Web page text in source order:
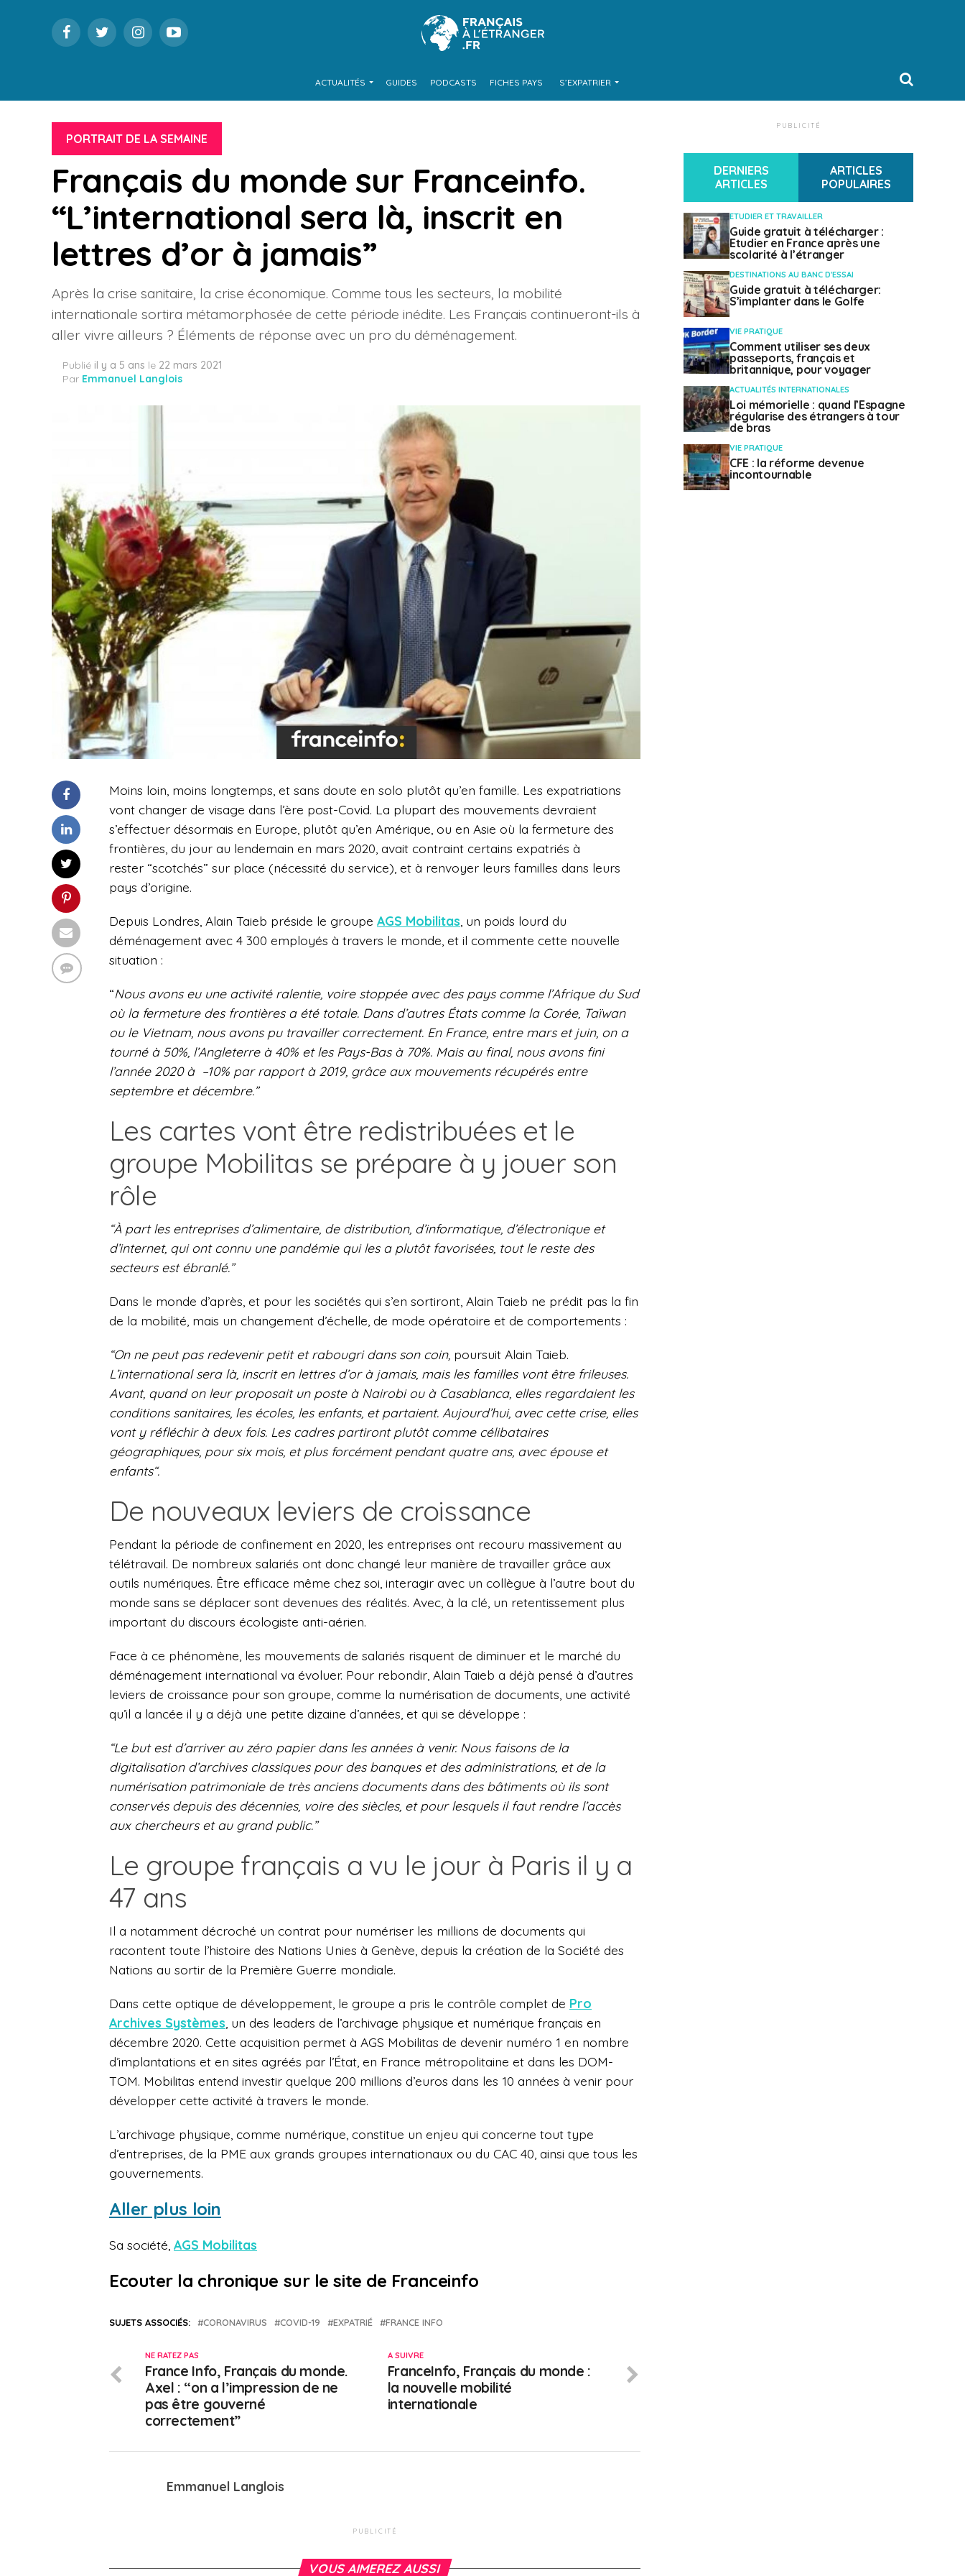
ACTUALITÉS GUIDES PODCASTS FICHES PAYS S’EXPATRIER
PORTRAIT DE LA SEMAINE
Français du monde sur Franceinfo.
“L’international sera là, inscrit en
lettres d’or à jamais”
Après la crise sanitaire, la crise économique. Comme tous les secteurs, la mobilité
internationale sortira métamorphosée de cette période inédite. Les Français continueront-ils à
aller vivre ailleurs ? Éléments de réponse avec un pro du déménagement.
Publié il y a 5 ans le 22 mars 2021
Par Emmanuel Langlois
Moins loin, moins longtemps, et sans doute en solo plutôt qu’en famille. Les expatriations
vont changer de visage dans l’ère post-Covid. La plupart des mouvements devraient
s’effectuer désormais en Europe, plutôt qu’en Amérique, ou en Asie où la fermeture des
frontières, du jour au lendemain en mars 2020, avait contraint certains expatriés à
rester “scotchés” sur place (nécessité du service), et à renvoyer leurs familles dans leurs
pays d’origine.
Depuis Londres, Alain Taieb préside le groupe AGS Mobilitas , un poids lourd du
déménagement avec 4 300 employés à travers le monde, et il commente cette nouvelle
situation :
“Nous avons eu une activité ralentie, voire stoppée avec des pays comme l’Afrique du Sud
où la fermeture des frontières a été totale. Dans d’autres États comme la Corée, Taïwan
ou le Vietnam, nous avons pu travailler correctement. En France, entre mars et juin, on a
tourné à 50%, l’Angleterre à 40% et les Pays-Bas à 70%. Mais au final, nous avons fini
l’année 2020 à –10% par rapport à 2019, grâce aux mouvements récupérés entre
septembre et décembre.”
Les cartes vont être redistribuées et le
groupe Mobilitas se prépare à y jouer son
rôle
“À part les entreprises d’alimentaire, de distribution, d’informatique, d’électronique et
d’internet, qui ont connu une pandémie qui les a plutôt favorisées, tout le reste des
secteurs est ébranlé.”
Dans le monde d’après, et pour les sociétés qui s’en sortiront, Alain Taieb ne prédit pas la fin
de la mobilité, mais un changement d’échelle, de mode opératoire et de comportements :
“On ne peut pas redevenir petit et rabougri dans son coin, poursuit Alain Taieb.
L’international sera là, inscrit en lettres d’or à jamais, mais les familles vont être frileuses.
Avant, quand on leur proposait un poste à Nairobi ou à Casablanca, elles regardaient les
conditions sanitaires, les écoles, les enfants, et partaient. Aujourd’hui, avec cette crise, elles
vont y réfléchir à deux fois. Les cadres partiront plutôt comme célibataires
géographiques, pour six mois, et plus forcément pendant quatre ans, avec épouse et
enfants“.
De nouveaux leviers de croissance
Pendant la période de confinement en 2020, les entreprises ont recouru massivement au
télétravail. De nombreux salariés ont donc changé leur manière de travailler grâce aux
outils numériques. Être efficace même chez soi, interagir avec un collègue à l’autre bout du
monde sans se déplacer sont devenues des réalités. Avec, à la clé, un retentissement plus
important du discours écologiste anti-aérien.
Face à ce phénomène, les mouvements de salariés risquent de diminuer et le marché du
déménagement international va évoluer. Pour rebondir, Alain Taieb a déjà pensé à d’autres
leviers de croissance pour son groupe, comme la numérisation de documents, une activité
qu’il a lancée il y a déjà une petite dizaine d’années, et qui se développe :
“Le but est d’arriver au zéro papier dans les années à venir. Nous faisons de la
digitalisation d’archives classiques pour des banques et des administrations, et de la
numérisation patrimoniale de très anciens documents dans des bâtiments où ils sont
conservés depuis des décennies, voire des siècles, et pour lesquels il faut rendre l’accès
aux chercheurs et au grand public.”
Le groupe français a vu le jour à Paris il y a
47 ans
Il a notamment décroché un contrat pour numériser les millions de documents qui
racontent toute l’histoire des Nations Unies à Genève, depuis la création de la Société des
Nations au sortir de la Première Guerre mondiale.
Dans cette optique de développement, le groupe a pris le contrôle complet de Pro
Archives Systèmes , un des leaders de l’archivage physique et numérique français en
décembre 2020. Cette acquisition permet à AGS Mobilitas de devenir numéro 1 en nombre
d’implantations et en sites agréés par l’État, en France métropolitaine et dans les DOM-
TOM. Mobilitas entend investir quelque 200 millions d’euros dans les 10 années à venir pour
développer cette activité à travers le monde.
L’archivage physique, comme numérique, constitue un enjeu qui concerne tout type
d’entreprises, de la PME aux grands groupes internationaux ou du CAC 40, ainsi que tous les
gouvernements.
Aller plus loin
Sa société, AGS Mobilitas
Ecouter la chronique sur le site de Franceinfo
SUJETS ASSOCIÉS: CORONAVIRUS COVID-19 EXPATRIÉ FRANCE INFO
A SUIVRE
FranceInfo, Français du monde :
la nouvelle mobilité
internationale
NE RATEZ PAS
France Info, Français du monde.
Axel : “on a l’impression de ne
pas être gouverné
correctement”
Emmanuel Langlois
PUBLICITÉ
VOUS AIMEREZ AUSSI
PUBLICITÉ
DERNIERS
ARTICLES
ARTICLES
POPULAIRES
ETUDIER ET TRAVAILLER
Guide gratuit à télécharger :
Etudier en France après une
scolarité à l’étranger
DESTINATIONS AU BANC D'ESSAI
Guide gratuit à télécharger:
S’implanter dans le Golfe
VIE PRATIQUE
Comment utiliser ses deux
passeports, français et
britannique, pour voyager
ACTUALITÉS INTERNATIONALES
Loi mémorielle : quand l’Espagne
régularise des étrangers à tour
de bras
VIE PRATIQUE
CFE : la réforme devenue
incontournable